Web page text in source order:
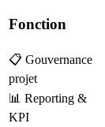
Fonction
📋 Gouvernance
projet
📊 Reporting &
KPI